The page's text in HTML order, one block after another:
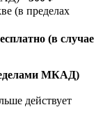
(в пределах
(в случае
МКАД)
действует